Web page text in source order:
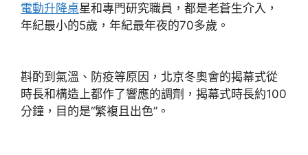
電動升降桌星和專門研究職員，都是老蒼生介入，
年紀最小的5歲，年紀最年夜的70多歲。
斟酌到氣溫、防疫等原因，北京冬奧會的揭幕式從
時長和構造上都作了響應的調劑，揭幕式時長約100
分鐘，目的是“繁複且出色”。